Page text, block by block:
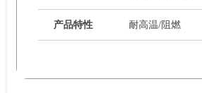
产品特性 耐高温/阻燃